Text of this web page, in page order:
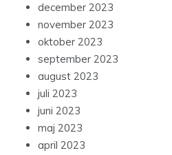
december 2023
november 2023
oktober 2023
september 2023
august 2023
juli 2023
juni 2023
maj 2023
april 2023